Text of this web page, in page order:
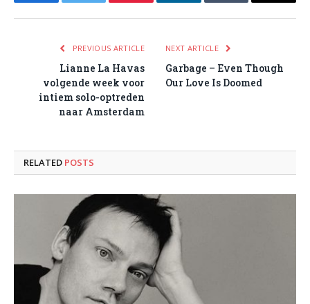
PREVIOUS ARTICLE
Lianne La Havas
volgende week voor
intiem solo-optreden
naar Amsterdam
NEXT ARTICLE
Garbage – Even Though
Our Love Is Doomed
RELATED POSTS